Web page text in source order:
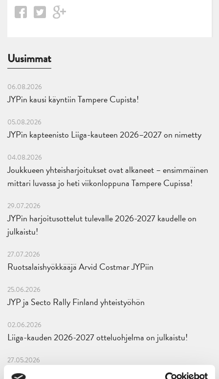
Uusimmat
06.08.2026
JYPin kausi käyntiin Tampere Cupista!
05.08.2026
JYPin kapteenisto Liiga-kauteen 2026–2027 on nimetty
04.08.2026
Joukkueen yhteisharjoitukset ovat alkaneet – ensimmäinen
mittari luvassa jo heti viikonloppuna Tampere Cupissa!
29.07.2026
JYPin harjoitusottelut tulevalle 2026-2027 kaudelle on
julkaistu!
27.07.2026
Ruotsalaishyökkääjä Arvid Costmar JYPiin
25.06.2026
JYP ja Secto Rally Finland yhteistyöhön
02.06.2026
Liiga-kauden 2026-2027 otteluohjelma on julkaistu!
27.05.2026
Reece Newkirk vahvistamaan JYP-hyökkäystä!